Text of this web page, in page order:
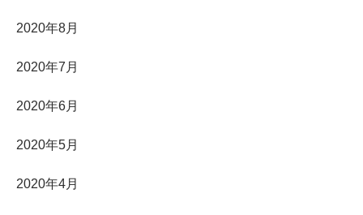
2020年8月
2020年7月
2020年6月
2020年5月
2020年4月